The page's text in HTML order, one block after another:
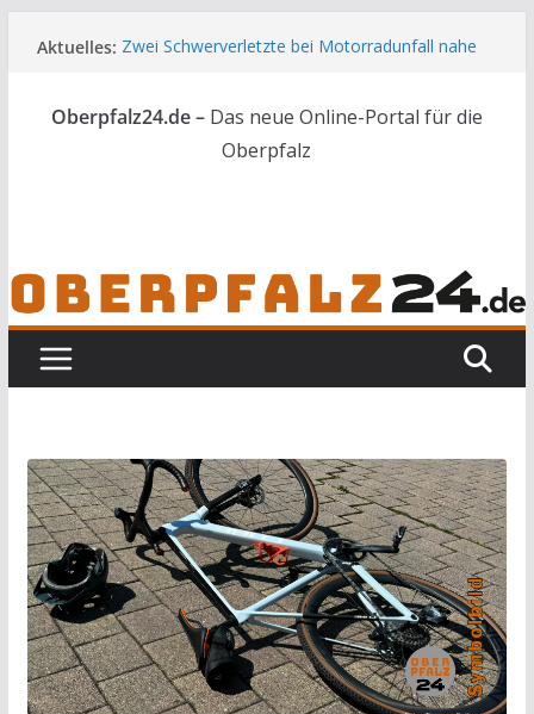
Inhalt
Aktuelles: Zwei Schwerverletzte bei Motorradunfall nahe
Landwirtschaft
Skelettteile in Wald bei Marktredwitz gefunden
Gesuchter Mann mit Messern und Schlagstock
Oberpfalz24.de – Das neue Online-Portal für die
Oberpfalz